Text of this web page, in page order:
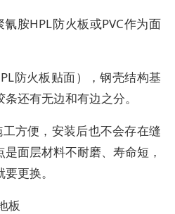
胺HPL防火板或PVC作为面
防火板贴面），钢壳结构基
还有无边和有边之分。
方便，安装后也不会存在缝
面层材料不耐磨、寿命短，
更换。
板